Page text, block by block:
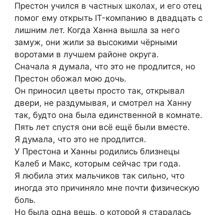
Престон учился в частных школах, и его отец
помог ему открыть IT-компанию в двадцать с
лишним лет. Когда Ханна вышла за него
замуж, они жили за высокими чёрными
воротами в лучшем районе округа.
Сначала я думала, что это не продлится, но
Престон обожал мою дочь.
Он приносил цветы просто так, открывал
двери, не раздумывая, и смотрел на Ханну
так, будто она была единственной в комнате.
Пять лет спустя они всё ещё были вместе.
Я думала, что это не продлится.
У Престона и Ханны родились близнецы
Калеб и Макс, которым сейчас три года.
Я любила этих мальчиков так сильно, что
иногда это причиняло мне почти физическую
боль.
Но была одна вещь, о которой я старалась